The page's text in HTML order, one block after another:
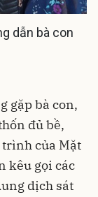
dẫn bà con
gặp bà con,
đủ bề,
trình của Mặt
kêu gọi các
dịch sát